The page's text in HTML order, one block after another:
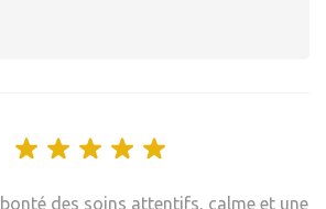
des soins attentifs, calme et une